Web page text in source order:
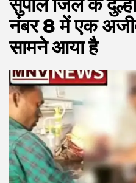
सुपौल जिले के
नंबर 8 में एक
सामने आया है